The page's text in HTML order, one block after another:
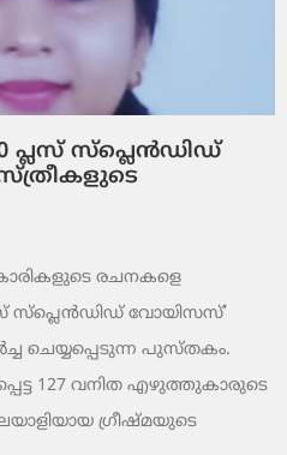
പ്ലസ് സ്പ്ലെന്‍ഡിഡ്
രചനകളെ
സ്പ്ലെന്‍ഡിഡ് വോയിസസ്’
ചെയ്യപ്പെടുന്ന പുസ്തകം.
127 വനിത എഴുത്തുകാരുടെ
ഗ്രീഷ്മയുടെ